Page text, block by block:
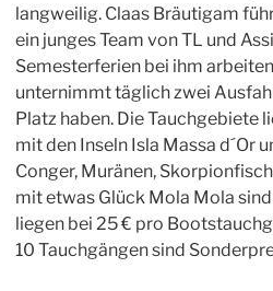
langweilig. Claas Bräutigam
ein junges Team von TL und
Semesterferien bei ihm
unternimmt täglich zwei
Platz haben. Die Tauchgebiete
mit den Inseln Isla Massa d´Or
Conger, Muränen,
mit etwas Glück Mola Mola
liegen bei 25 € pro
10 Tauchgängen sind